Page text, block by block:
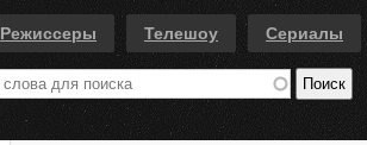
Режиссеры Телешоу Сериалы